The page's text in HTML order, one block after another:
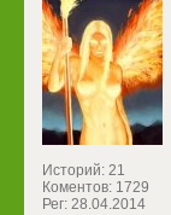
Историй: 21
Коментов: 1729
Рег: 28.04.2014